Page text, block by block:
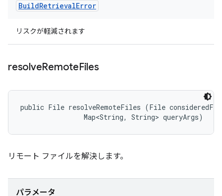
BuildRetrievalError
リスクが軽減されます
resolveRemoteFiles
public File resolveRemoteFiles (File
                Map<String, String> queryArgs)
リモート ファイルを解決します。
パラメータ